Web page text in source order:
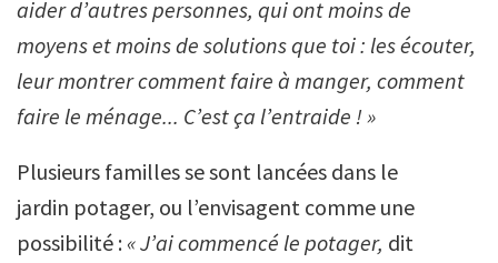
aider d’autres personnes, qui ont moins de
moyens et moins de solutions que toi : les écouter,
leur montrer comment faire à manger, comment
faire le ménage... C’est ça l’entraide ! »
Plusieurs familles se sont lancées dans le
jardin potager, ou l’envisagent comme une
possibilité : «J’ai commencé le potager, dit